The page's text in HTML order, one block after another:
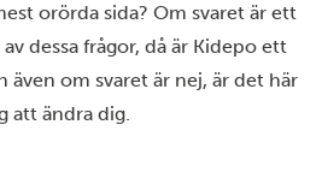
orörda sida? Om svaret är ett
dessa frågor, då är Kidepo ett
även om svaret är nej, är det här
att ändra dig.